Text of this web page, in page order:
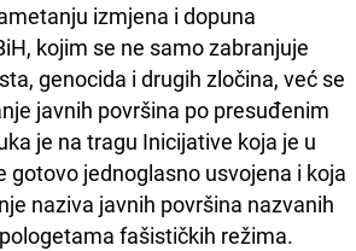
izmjena i dopuna
kojim se ne samo zabranjuje
genocida i drugih zločina, već se
javnih površina po presuđenim
je na tragu Inicijative koja je u
gotovo jednoglasno usvojena i koja
naziva javnih površina nazvanih
fašističkih režima.